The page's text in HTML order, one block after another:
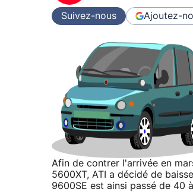
Suivez-nous Ajoutez-
Afin de contrer l'arrivée en
5600XT, ATI a décidé de
9600SE est ainsi passé de 40